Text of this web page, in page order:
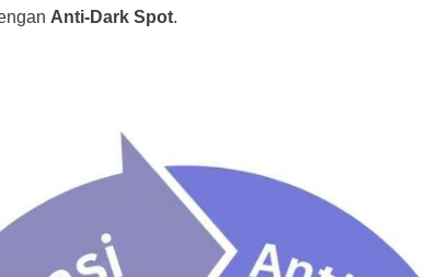
Anti-Dark Spot.